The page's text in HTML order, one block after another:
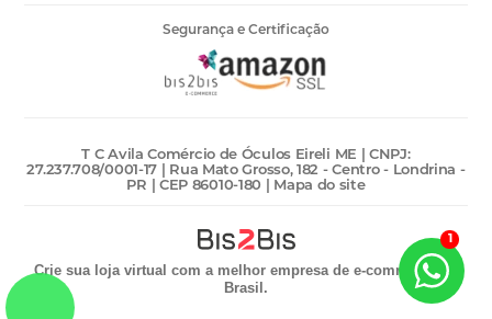
1
Segurança e Certificação
T C Avila Comércio de Óculos Eireli ME | CNPJ:
27.237.708/0001-17 | Rua Mato Grosso, 182 - Centro - Londrina -
PR | CEP 86010-180 | Mapa do site
Crie sua loja virtual com a melhor empresa de e-commerce do
Brasil.